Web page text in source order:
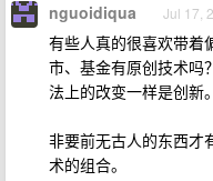
nguoidiqua Jul 17,
有些人真的很喜欢带着
市、基金有原创技术吗
法上的改变一样是创新。
非要前无古人的东西才
术的组合。